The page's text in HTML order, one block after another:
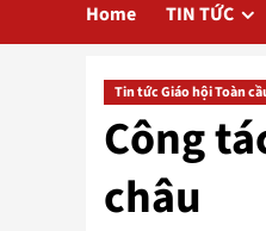
Home TIN TỨC
Tin tức Giáo hội Toàn
Công
châu